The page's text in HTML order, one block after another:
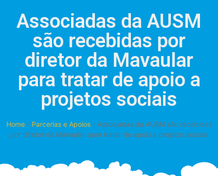
Associadas da AUSM
são recebidas por
diretor da Mavaular
para tratar de apoio a
projetos sociais
Home - Parcerias e Apoios - Associadas da AUSM são recebidas
por diretor da Mavaular para tratar de apoio a projetos sociais